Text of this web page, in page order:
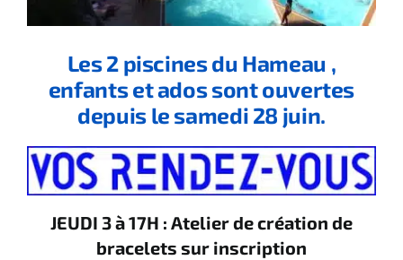
Les 2 piscines du Hameau ,
enfants et ados sont ouvertes
depuis le samedi 28 juin.
JEUDI 3 à 17H : Atelier de création de
bracelets sur inscription